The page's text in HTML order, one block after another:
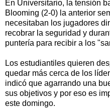
En Universitario, la tensión
Blooming (2-0) la anterior
necesitaban los jugadores
recobrar la seguridad y
puntería para recibir a los
Los estudiantiles quieren
quedar más cerca de los
indicó que agarrando una
sus objetivos y por eso es
este domingo.